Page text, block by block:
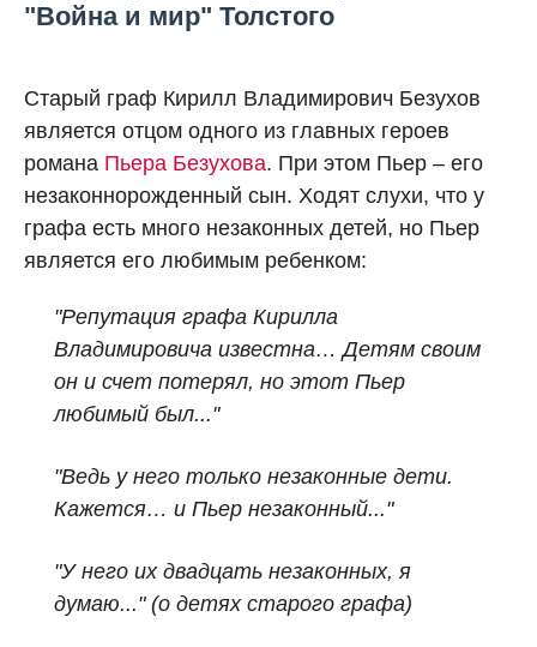
"Война и мир" Толстого
Старый граф Кирилл Владимирович Безухов
является отцом одного из главных героев
романа Пьера Безухова. При этом Пьер – его
незаконнорожденный сын. Ходят слухи, что у
графа есть много незаконных детей, но Пьер
является его любимым ребенком:
"Репутация графа Кирилла
Владимировича известна… Детям своим
он и счет потерял, но этот Пьер
любимый был..."
"Ведь у него только незаконные дети.
Кажется… и Пьер незаконный..."
"У него их двадцать незаконных, я
думаю..." (о детях старого графа)